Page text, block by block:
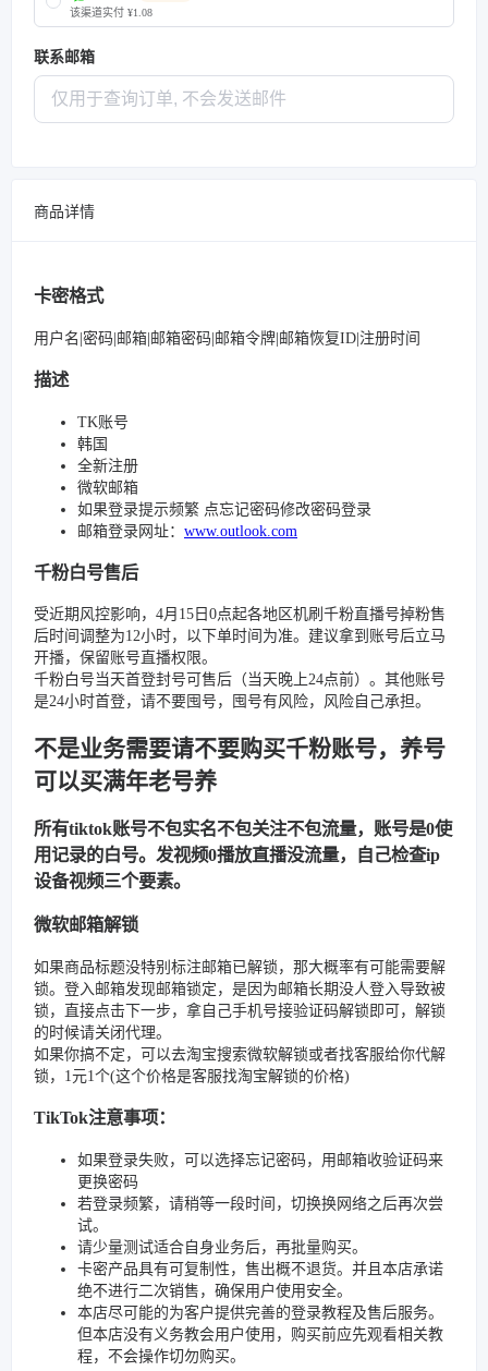
该渠道实付 ¥1.08
联系邮箱
商品详情
卡密格式
用户名|密码|邮箱|邮箱密码|邮箱令牌|邮箱恢复ID|注册时间
描述
TK账号
韩国
全新注册
微软邮箱
如果登录提示频繁 点忘记密码修改密码登录
邮箱登录网址： www.outlook.com
千粉白号售后
受近期风控影响，4月15日0点起各地区机刷千粉直播号掉粉售
后时间调整为12小时，以下单时间为准。建议拿到账号后立马
开播，保留账号直播权限。
千粉白号当天首登封号可售后（当天晚上24点前）。其他账号
是24小时首登，请不要囤号，囤号有风险，风险自己承担。
不是业务需要请不要购买千粉账号，养号
可以买满年老号养
所有tiktok账号不包实名不包关注不包流量，账号是0使
用记录的白号。发视频0播放直播没流量，自己检查ip
设备视频三个要素。
微软邮箱解锁
如果商品标题没特别标注邮箱已解锁，那大概率有可能需要解
锁。登入邮箱发现邮箱锁定，是因为邮箱长期没人登入导致被
锁，直接点击下一步，拿自己手机号接验证码解锁即可，解锁
的时候请关闭代理。
如果你搞不定，可以去淘宝搜索微软解锁或者找客服给你代解
锁，1元1个(这个价格是客服找淘宝解锁的价格)
TikTok注意事项：
如果登录失败，可以选择忘记密码，用邮箱收验证码来
更换密码
若登录频繁，请稍等一段时间，切换换网络之后再次尝
试。
请少量测试适合自身业务后，再批量购买。
卡密产品具有可复制性，售出概不退货。并且本店承诺
绝不进行二次销售，确保用户使用安全。
本店尽可能的为客户提供完善的登录教程及售后服务。
但本店没有义务教会用户使用，购买前应先观看相关教
程，不会操作切勿购买。